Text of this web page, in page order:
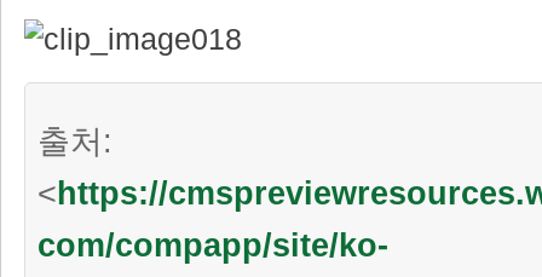
출처:
<https://
com/compapp/site/ko-